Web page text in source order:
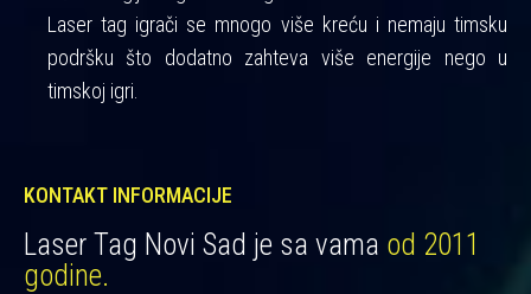
Laser tag igrači se mnogo više kreću i nemaju timsku
podršku što dodatno zahteva više energije nego u
timskoj igri.
KONTAKT INFORMACIJE
Laser Tag Novi Sad je sa vama od 2011
godine.